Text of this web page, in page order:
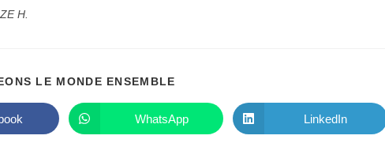
H.
LE MONDE ENSEMBLE
CONTENU
Ouvrir
dans
WhatsApp
Ouvrir
dans
LinkedIn